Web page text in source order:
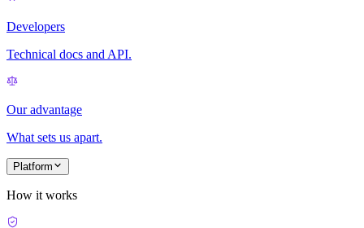
Developers
Technical docs and API.
Our advantage
What sets us apart.
Platform
How it works